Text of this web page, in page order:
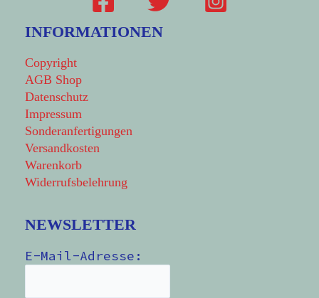
INFORMATIONEN
Copyright
AGB Shop
Datenschutz
Impressum
Sonderanfertigungen
Versandkosten
Warenkorb
Widerrufsbelehrung
NEWSLETTER
E-Mail-Adresse: